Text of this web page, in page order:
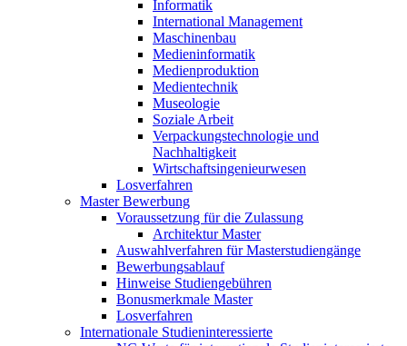
Informatik
International Management
Maschinenbau
Medieninformatik
Medienproduktion
Medientechnik
Museologie
Soziale Arbeit
Verpackungstechnologie und
Nachhaltigkeit
Wirtschaftsingenieurwesen
Losverfahren
Master Bewerbung
Voraussetzung für die Zulassung
Architektur Master
Auswahlverfahren für Masterstudiengänge
Bewerbungsablauf
Hinweise Studiengebühren
Bonusmerkmale Master
Losverfahren
Internationale Studieninteressierte